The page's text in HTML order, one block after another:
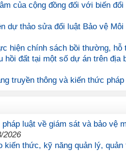
của cộng đồng đối với biến đổi
dự thảo sửa đổi luật Bảo vệ
hiện chính sách bồi thường, hỗ
hồi đất tại một số dự án trên địa
truyền thông và kiến thức
luật về giám sát và bảo vệ
2026
kiến thức, kỹ năng quản lý,